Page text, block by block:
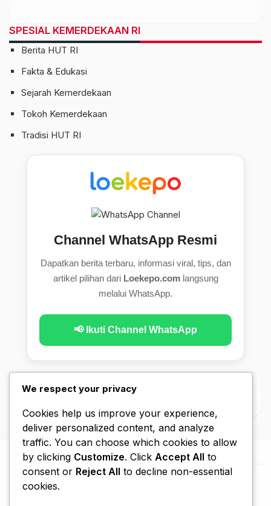
SPESIAL KEMERDEKAAN RI
Berita HUT RI
Fakta & Edukasi
Sejarah Kemerdekaan
Tokoh Kemerdekaan
Tradisi HUT RI
Channel WhatsApp Resmi
Dapatkan berita terbaru, informasi viral, tips, dan
artikel pilihan dari Loekepo.comlangsung
melalui WhatsApp.
📢 Ikuti Channel WhatsApp
We respect your privacy
Cookies help us improve your experience,
deliver personalized content, and analyze
traffic. You can choose which cookies to allow
by clicking Customize. Click Accept All to
consent or Reject All to decline non-essential
cookies.